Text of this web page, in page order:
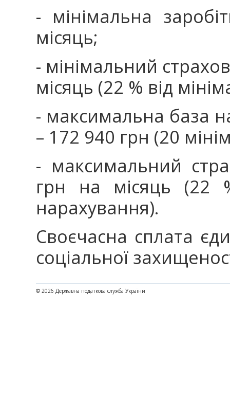
- мінімальна
місяць;
- мінімальний
місяць (22 % від
- максимальна база
– 172 940 грн (20
- максимальний
грн на місяць (22
нарахування).
Своєчасна сплата
соціальної
© 2026 Державна податкова служба України